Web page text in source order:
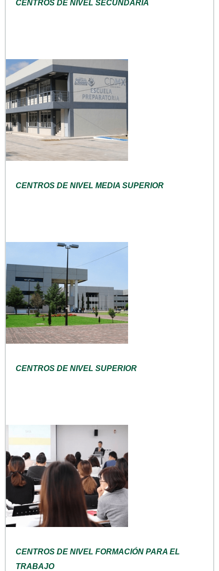
CENTROS DE NIVEL SECUNDARIA
CENTROS DE NIVEL MEDIA SUPERIOR
CENTROS DE NIVEL SUPERIOR
CENTROS DE NIVEL FORMACIÓN PARA EL
TRABAJO